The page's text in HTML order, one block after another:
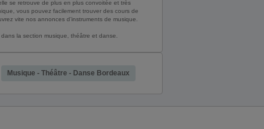
se retrouve de plus en plus convoitée et très
vous pouvez facilement trouver des cours de
vite nos annonces d’instruments de musique.
la section musique, théâtre et danse.
Musique - Théâtre - Danse Bordeaux